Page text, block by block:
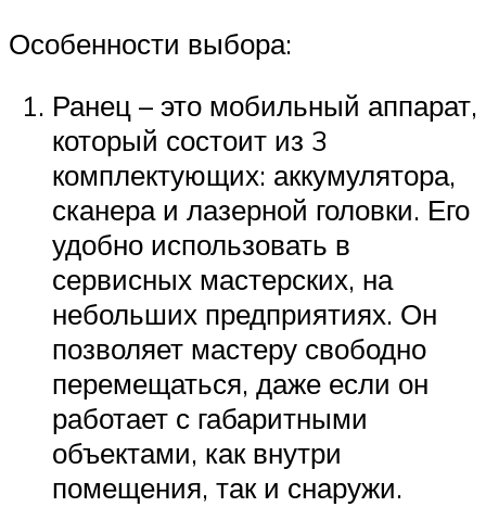
Особенности выбора:
Ранец – это мобильный аппарат,
который состоит из 3
комплектующих: аккумулятора,
сканера и лазерной головки. Его
удобно использовать в
сервисных мастерских, на
небольших предприятиях. Он
позволяет мастеру свободно
перемещаться, даже если он
работает с габаритными
объектами, как внутри
помещения, так и снаружи.